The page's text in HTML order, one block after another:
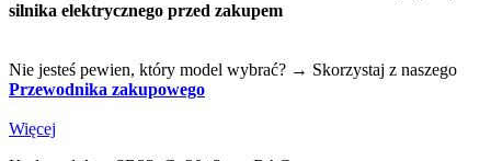
silnika elektrycznego przed zakupem
Nie jesteś pewien, który model wybrać? → Skorzystaj z naszego
Przewodnika zakupowego
Więcej